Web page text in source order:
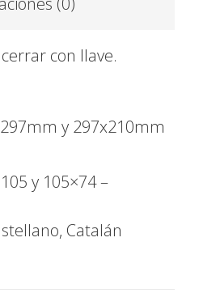
con llave.
y 297x210mm
y 105×74 –
Catalán